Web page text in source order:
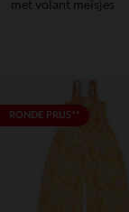
met volant meisjes
RONDE PRIJS**